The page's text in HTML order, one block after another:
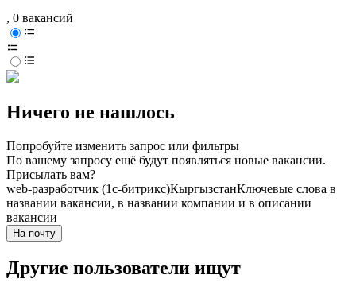
, 0 вакансий
Ничего не нашлось
Попробуйте изменить запрос или фильтры
По вашему запросу ещё будут появляться новые вакансии.
Присылать вам?
web-разработчик (1с-битрикс)КыргызстанКлючевые слова в
названии вакансии, в названии компании и в описании
вакансии
На почту
Другие пользователи ищут